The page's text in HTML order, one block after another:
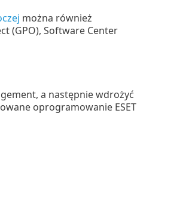
można również
(GPO), Software Center
a następnie wdrożyć
oprogramowanie ESET